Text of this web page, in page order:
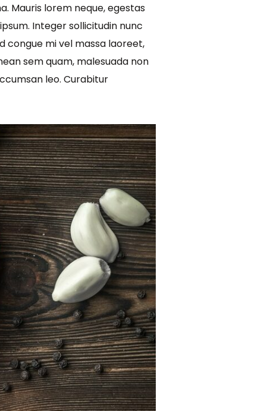
Mauris lorem neque, egestas
Integer sollicitudin nunc
congue mi vel massa laoreet,
sem quam, malesuada non
leo. Curabitur